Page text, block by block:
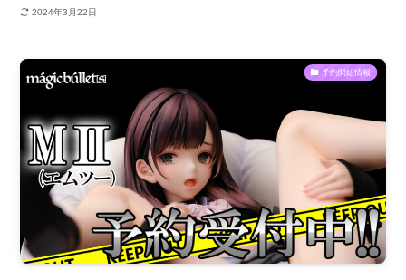
2024年3月22日
予約開始情報